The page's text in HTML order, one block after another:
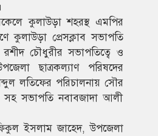
কুলাউড়া শহরস্থ এমপির
কুলাউড়া প্রেসক্লাব সভাপতি
চৌধুরীর সভাপতিত্বে ও
ছাত্রকল্যাণ পরিষদের
লতিফের পরিচালনায় সৌর
সহ সভাপতি নবাবজাদা আলী
ইসলাম জাহেদ, উপজেলা